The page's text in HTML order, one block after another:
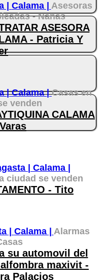
| Calama | Asesoras
- Nanas
ASESORA
- Patricia Y
|Calama |Casas en
venden
CALAMA
| Calama |
ciudad se venden
- Tito
| Calama | Alarmas
su automovil del
maxivit -
Palacios